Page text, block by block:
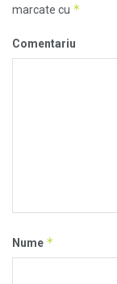
marcate cu *
Comentariu
Nume *